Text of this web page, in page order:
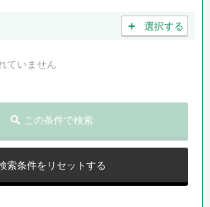
＋ 選択する
ていません
索条件をリセットする
この条件で検索